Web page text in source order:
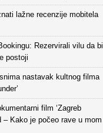
lažne recenzije mobitela
Rezervirali vilu da bi
postoji
nastavak kultnog filma
film ‘Zagreb
– Kako je počeo rave u mom